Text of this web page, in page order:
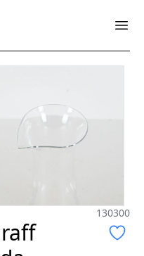
boda
130300